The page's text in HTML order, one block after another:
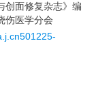
创面修复杂志》编
伤医学分会